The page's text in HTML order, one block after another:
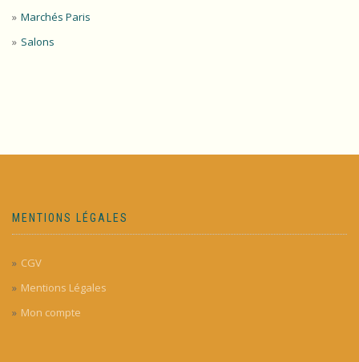
Marchés Paris
Salons
MENTIONS LÉGALES
CGV
Mentions Légales
Mon compte